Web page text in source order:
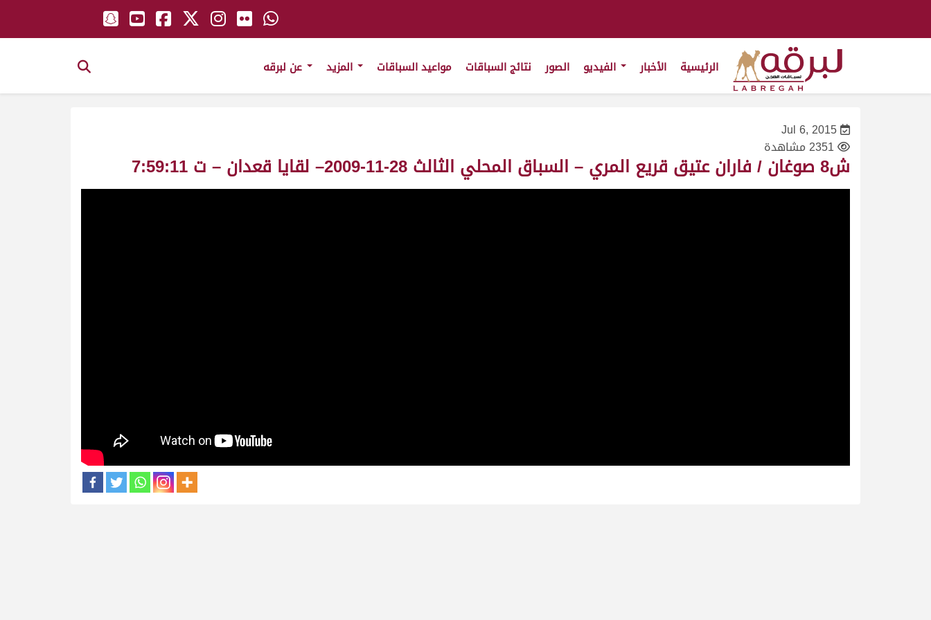
الرئيسية الأخبار الصور نتائج السباقات مواعيد السباقات
Jul 6, 2015
2351 مشاهدة
ش8 صوغان / فاران عتيق قريع المري – السباق المحلي الثالث 28-11-2009– لقايا قعدان – ت 7:59:11